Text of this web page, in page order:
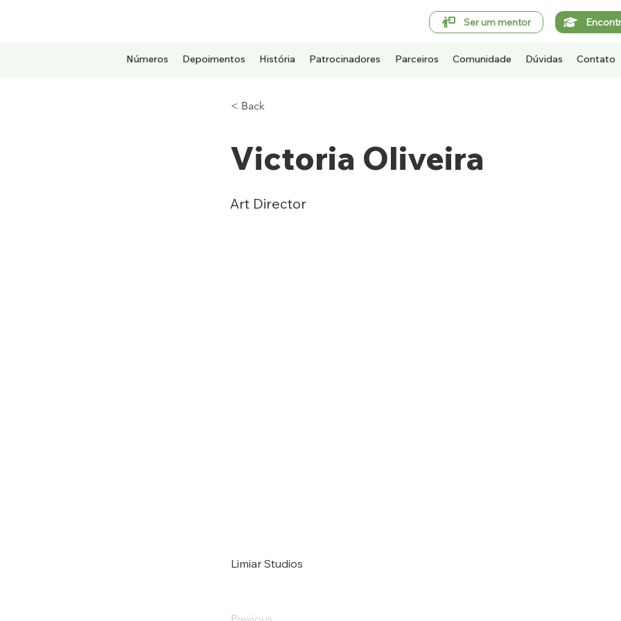
Ser um mentor
Números Depoimentos História Patrocinadores Parceiros Comunidade Dúvidas Contato
< Back
Victoria Oliveira
Art Director
Limiar Studios